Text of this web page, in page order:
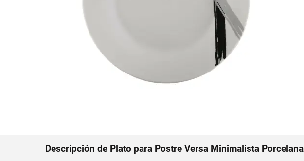
Descripción de Plato para Postre Versa Minimalista Porcelana